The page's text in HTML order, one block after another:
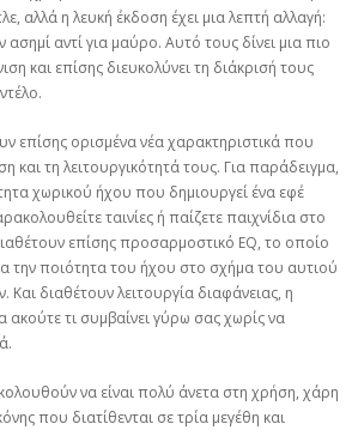
αλλά η λευκή έκδοση έχει μια λεπτή αλλαγή:
ασημί αντί για μαύρο. Αυτό τους δίνει μια πιο
και επίσης διευκολύνει τη διάκρισή τους
επίσης ορισμένα νέα χαρακτηριστικά που
και τη λειτουργικότητά τους. Για παράδειγμα,
χωρικού ήχου που δημιουργεί ένα εφέ
ταινίες ή παίζετε παιχνίδια στο
επίσης προσαρμοστικό EQ, το οποίο
την ποιότητα του ήχου στο σχήμα του αυτιού
Και διαθέτουν λειτουργία διαφάνειας, η
ακούτε τι συμβαίνει γύρω σας χωρίς να
να είναι πολύ άνετα στη χρήση, χάρη
που διατίθενται σε τρία μεγέθη και